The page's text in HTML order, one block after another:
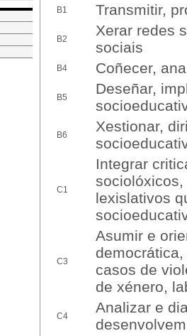
B1 Transmitir,
B2
Xerar redes
sociais
B4 Coñecer,
B5
Deseñar,
B6
Xestionar,
C1
Integrar
lexislativos
C3
Asumir e
casos de
de xénero,
C4
Analizar e